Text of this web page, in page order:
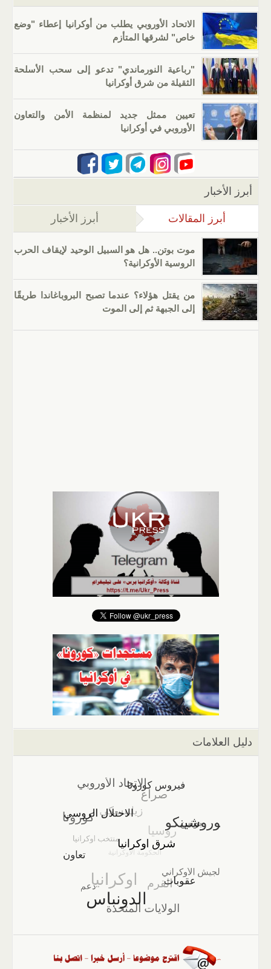
الاتحاد الأوروبي يطلب من أوكرانيا إعطاء "وضع
خاص" لشرقها المتأزم
"رباعية النورماندي" تدعو إلى سحب الأسلحة
الثقيلة من شرق أوكرانيا
تعيين ممثل جديد لمنظمة الأمن والتعاون
الأوروبي في أوكرانيا
أبرز الأخبار
أبرز المقالات (علامة التبويب النشطة)
أبرز الأخبار
موت بوتن.. هل هو السبيل الوحيد لإيقاف الحرب
الروسية الأوكرانية؟
من يقتل هؤلاء؟ عندما تصبح البروباغاندا طريقًا
إلى الجبهة ثم إلى الموت
دليل العلامات